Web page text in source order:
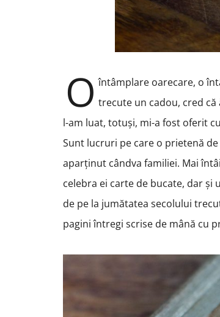
O întâmplare oarecare, o
trecute un cadou, cred
l-am luat, totuși, mi-a fost oferit
Sunt lucruri pe care o prietenă
aparținut cândva familiei. Mai
celebra ei carte de bucate, dar și
de pe la jumătatea secolului
pagini întregi scrise de mână cu